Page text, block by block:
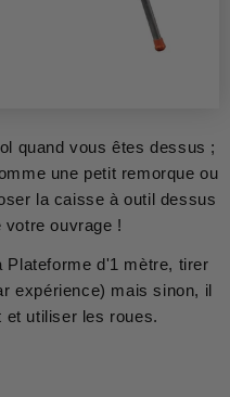
quand vous êtes dessus ;
une petit remorque ou
la caisse à outil dessus
votre ouvrage !
Plateforme d'1 mètre, tirer
expérience) mais sinon, il
et utiliser les roues.